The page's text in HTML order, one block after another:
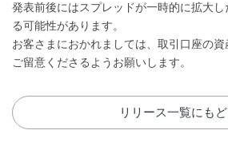
発表前後にはスプレッドが一時的に拡大
る可能性があります。
お客さまにおかれましては、取引口座の
ご留意くださるようお願いします。
リリース一覧にも